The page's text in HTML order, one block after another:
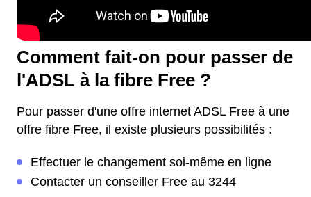
Comment fait-on pour passer de
l'ADSL à la fibre Free ?
Pour passer d'une offre internet ADSL Free à une
offre fibre Free, il existe plusieurs possibilités :
Effectuer le changement soi-même en ligne
Contacter un conseiller Free au 3244